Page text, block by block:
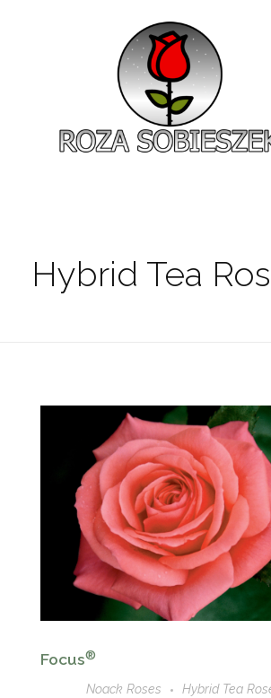
Hybrid Tea
Focus®
Noack Roses Hybrid Tea